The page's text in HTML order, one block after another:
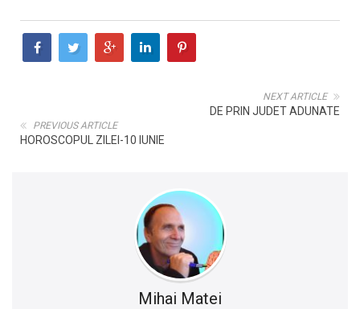
NEXT ARTICLE
DE PRIN JUDET ADUNATE
PREVIOUS ARTICLE
HOROSCOPUL ZILEI-10 IUNIE
Mihai Matei